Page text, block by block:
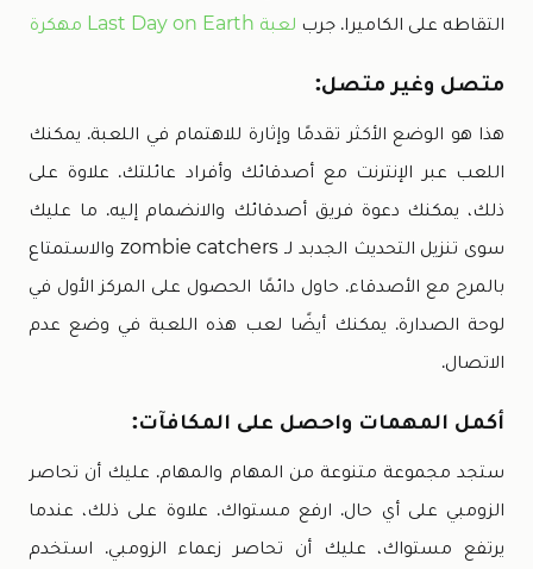
التقاطه على الكاميرا. جرب لعبة Last Day on Earth مهكرة
متصل وغير متصل:
هذا هو الوضع الأكثر تقدمًا وإثارة للاهتمام في اللعبة. يمكنك
اللعب عبر الإنترنت مع أصدقائك وأفراد عائلتك. علاوة على
ذلك، يمكنك دعوة فريق أصدقائك والانضمام إليه. ما عليك
سوى تنزيل التحديث الجدبد لـ zombie catchers والاستمتاع
بالمرح مع الأصدقاء. حاول دائمًا الحصول على المركز الأول في
لوحة الصدارة. يمكنك أيضًا لعب هذه اللعبة في وضع عدم
الاتصال.
أكمل المهمات واحصل على المكافآت:
ستجد مجموعة متنوعة من المهام والمهام. عليك أن تحاصر
الزومبي على أي حال. ارفع مستواك. علاوة على ذلك، عندما
يرتفع مستواك، عليك أن تحاصر زعماء الزومبي. استخدم